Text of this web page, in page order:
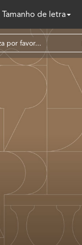
Tamanho de letra